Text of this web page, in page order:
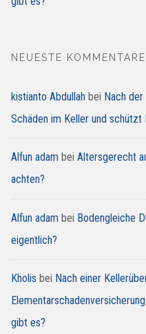
NEUESTE KOMMENTARE
kistianto Abdullah bei Nach
Schäden im Keller und schützt
Alfun adam bei Altersgerecht
achten?
Alfun adam bei Bodengleiche
eigentlich?
Kholis bei Nach einer
gibt es?